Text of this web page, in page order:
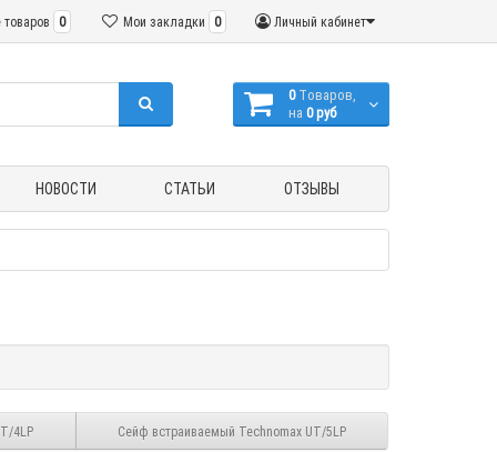
Личный кабинет
Мои закладки 0
0
0 Tоваров,
на 0 руб
НОВОСТИ СТАТЬИ ОТЗЫВЫ
4LP Сейф встраиваемый Technomax UT/5LP